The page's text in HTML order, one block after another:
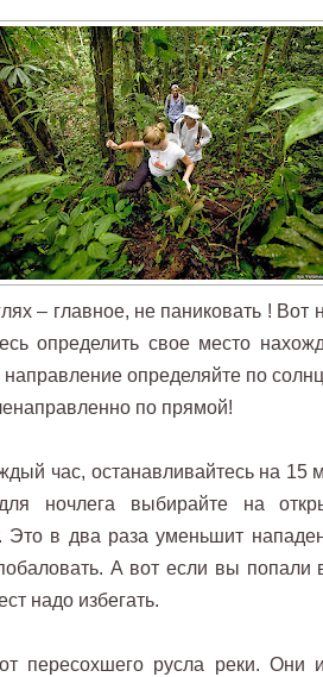
– главное, не паниковать ! Вот
определить свое место
направление определяйте по
по прямой!
час, останавливайтесь на 15
ночлега выбирайте на
Это в два раза уменьшит
А вот если вы попали
надо избегать.
пересохшего русла реки. Они